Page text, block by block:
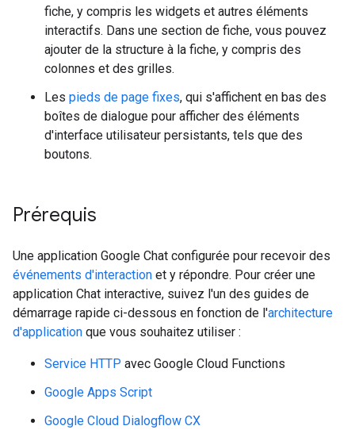
fiche, y compris les widgets et autres éléments
interactifs. Dans une section de fiche, vous pouvez
ajouter de la structure à la fiche, y compris des
colonnes et des grilles.
Les pieds de page fixes, qui s'affichent en bas des
boîtes de dialogue pour afficher des éléments
d'interface utilisateur persistants, tels que des
boutons.
Prérequis
Une application Google Chat configurée pour recevoir des
événements d'interaction et y répondre. Pour créer une
application Chat interactive, suivez l'un des guides de
démarrage rapide ci-dessous en fonction de l'architecture
d'application que vous souhaitez utiliser :
Service HTTP avec Google Cloud Functions
Google Apps Script
Google Cloud Dialogflow CX